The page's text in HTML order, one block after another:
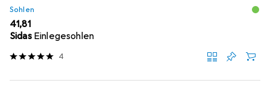
Sohlen
EUR
41,81
Sidas Einlegesohlen
4